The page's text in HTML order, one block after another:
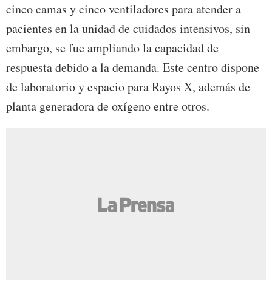
cinco camas y cinco ventiladores para atender a
pacientes en la unidad de cuidados intensivos, sin
embargo, se fue ampliando la capacidad de
respuesta debido a la demanda. Este centro dispone
de laboratorio y espacio para Rayos X, además de
planta generadora de oxígeno entre otros.